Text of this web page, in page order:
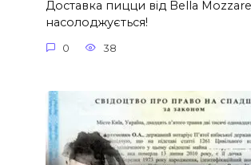
Доставка пицци від Bella
насолоджується!
0 38